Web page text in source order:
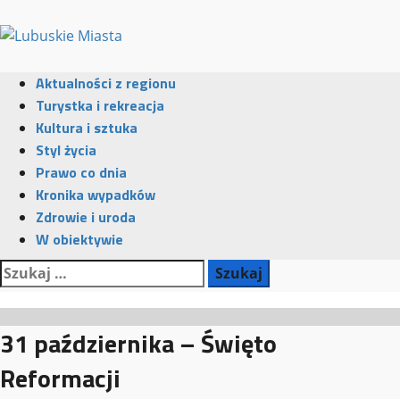
do
Menu
główne
Aktualności z regionu
Turystka i rekreacja
Kultura i sztuka
Styl życia
Prawo co dnia
Kronika wypadków
Zdrowie i uroda
W obiektywie
Szukaj:
31 października – Święto
Reformacji